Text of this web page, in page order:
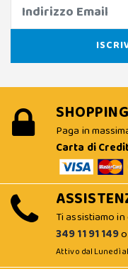
Paga in
Carta di
Ti assistiamo
349 11 91 149
Attivo dal Lunedì